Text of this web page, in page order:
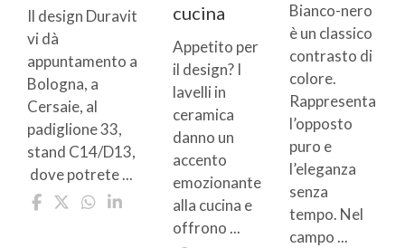
Il design Duravit
vi dà
appuntamento a
Bologna, a
Cersaie, al
padiglione 33,
stand C14/D13,
dove potrete ...
cucina
Appetito per
il design? I
lavelli in
ceramica
danno un
accento
emozionante
alla cucina e
offrono ...
Bianco-nero
è un classico
contrasto di
colore.
Rappresenta
l’opposto
puro e
l’eleganza
senza
tempo. Nel
campo ...